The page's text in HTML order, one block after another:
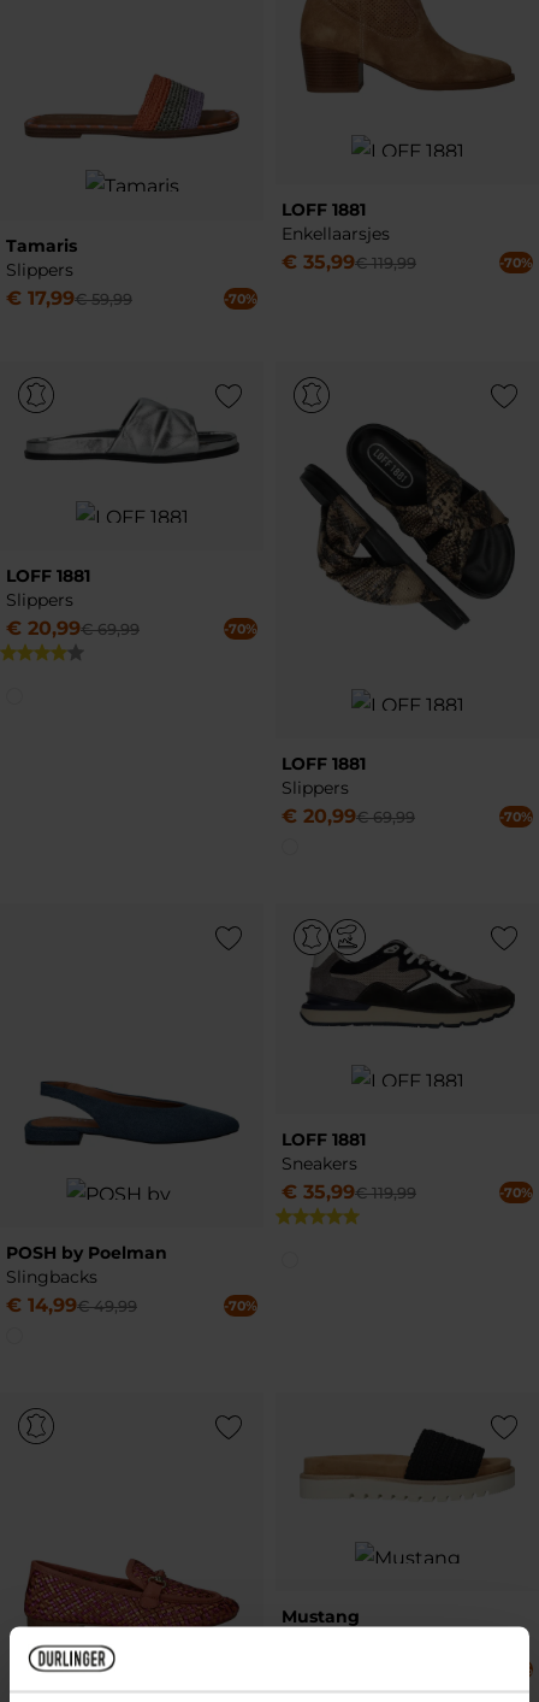
Tamaris
Slippers
€ 17,99€ 59,99 -70%
LOFF 1881
Enkellaarsjes
€ 35,99€ 119,99 -70%
Add to Wishlist
LOFF 1881
Slippers
€ 20,99€ 69,99 -70%
Add to
LOFF 1881
Slippers
€ 20,99€ 69,99 -70%
Add to Wishlist
POSH by Poelman
Slingbacks
€ 14,99€ 49,99 -70%
Add to
LOFF 1881
Sneakers
€ 35,99€ 119,99 -70%
Add to Wishlist Add to
Mustang
-70%